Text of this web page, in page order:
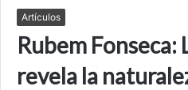
Artículos
Rubem
revela la